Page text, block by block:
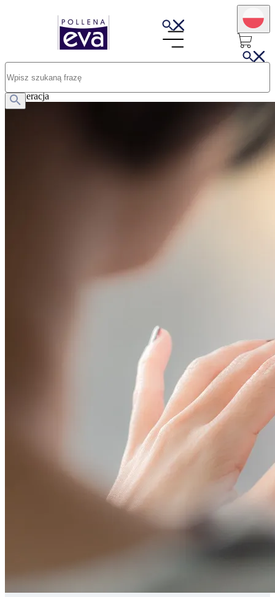
Opublikowano: 16.07.2025
Domowe sposoby na suche i pękające dłonie. Przyczyny i
regeneracja